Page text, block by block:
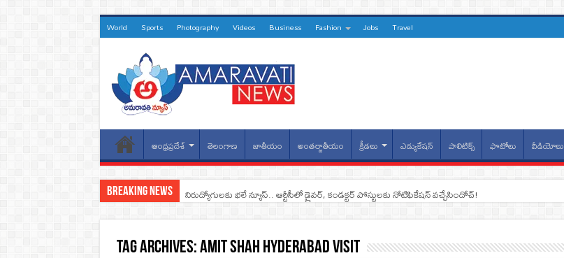
World Sports Photography Videos Business Fashion Jobs Travel
ఆంధ్రప్రదేశ్ తెలంగాణ జాతీయం అంతర్జాతీయం క్రీడలు ఎడ్యుకేషన్ పాలిటిక్స్ ఫొటోలు వీడియోలు
Breaking News నిరుద్యోగులకు భలే న్యూస్.. ఆర్టీసీలో డ్రైవర్, కండక్టర్‌ పోస్టులకు నోటిఫికేషన్‌ వచ్చేసిందోచ్‌!
Tag Archives:Amit Shah Hyderabad Visit